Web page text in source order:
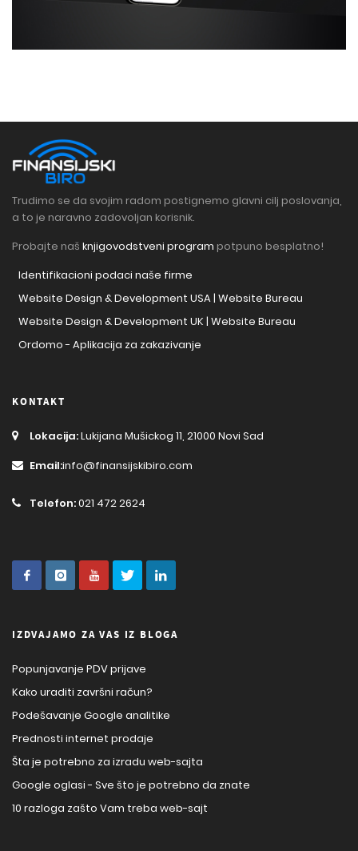
Trudimo se da svojim radom postignemo glavni cilj poslovanja,
a to je naravno zadovoljan korisnik.
Probajte naš knjigovodstveni program potpuno besplatno!
Identifikacioni podaci naše firme
Website Design & Development USA | Website Bureau
Website Design & Development UK | Website Bureau
Ordomo - Aplikacija za zakazivanje
KONTAKT
Lokacija:Lukijana Mušickog 11, 21000 Novi Sad
Email:info@finansijskibiro.com
Telefon:021 472 2624
IZDVAJAMO ZA VAS IZ BLOGA
Popunjavanje PDV prijave
Kako uraditi završni račun?
Podešavanje Google analitike
Prednosti internet prodaje
Šta je potrebno za izradu web-sajta
Google oglasi - Sve što je potrebno da znate
10 razloga zašto Vam treba web-sajt